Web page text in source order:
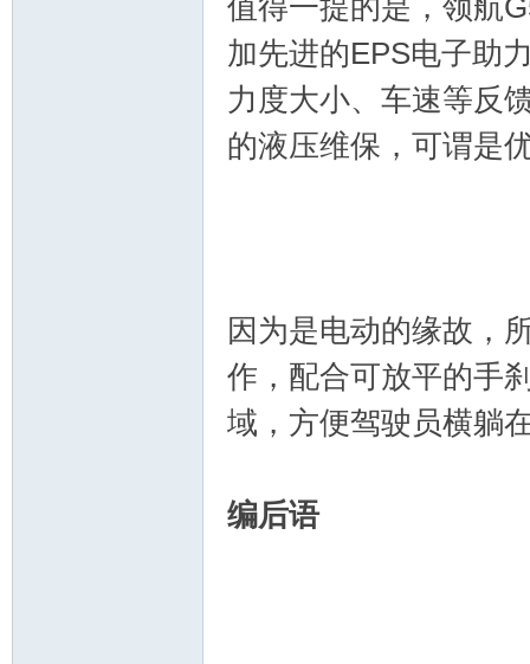
值得一提的是，领航
加先进的EPS电子助
力度大小、车速等反
的液压维保，可谓是
因为是电动的缘故，
作，配合可放平的手
域，方便驾驶员横躺
编后语